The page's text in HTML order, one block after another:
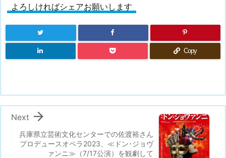
よろしければシェアお願いします
Copy
兵庫県立芸術文化センターでの佐渡裕さん
プロデュースオペラ2023、≪ドン･ジョヴ
ァンニ≫（7/17公演）を観劇して

Next